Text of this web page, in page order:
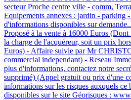
secteur Proche centre ville - comm,
Equipements annexes : jardin - parking
d'informations disponibles sur
Proposé à la vente à 16000 Euros
la charge de l'acquéreur, soit un prix
Euros) - Affaire suivie par Mr
commercial independant) - Reseau
plus d'informations, contactez notre
supprimé) (Appel gratuit ou prix d'une
informations sur les risques auxquels ce
disponibles sur le site Géorisques :